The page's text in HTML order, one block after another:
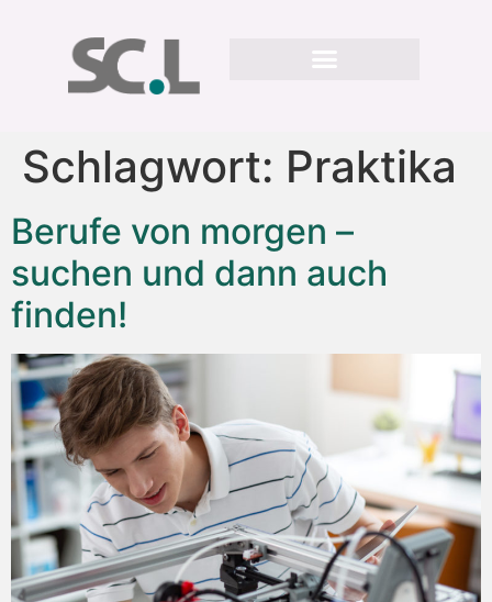
Schlagwort: Praktika
Berufe von morgen –
suchen und dann auch
finden!